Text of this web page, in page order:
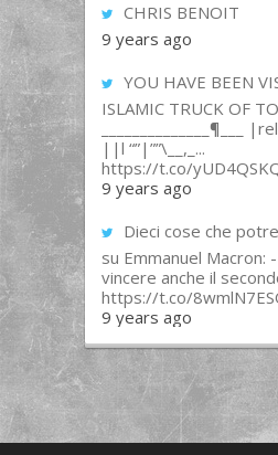
CHRIS BENOIT
9 years ago
YOU HAVE BEEN
ISLAMIC TRUCK OF
______________¶___
||l “”|””\__,_...
https://t.co/
9 years ago
Dieci cose che
su Emmanuel Macron:
vincere anche il
https://t.co/
9 years ago